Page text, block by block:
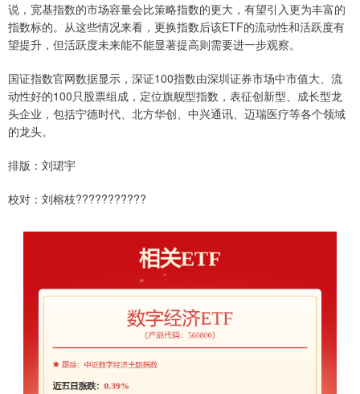
说，宽基指数的市场容量会比策略指数的更大，有望引入更为丰富的
指数标的。从这些情况来看，更换指数后该ETF的流动性和活跃度有
望提升，但活跃度未来能不能显著提高则需要进一步观察。
国证指数官网数据显示，深证100指数由深圳证券市场中市值大、流
动性好的100只股票组成，定位旗舰型指数，表征创新型、成长型龙
头企业，包括宁德时代、北方华创、中兴通讯、迈瑞医疗等各个领域
的龙头。
排版：刘珺宇
校对：刘榕枝???????????